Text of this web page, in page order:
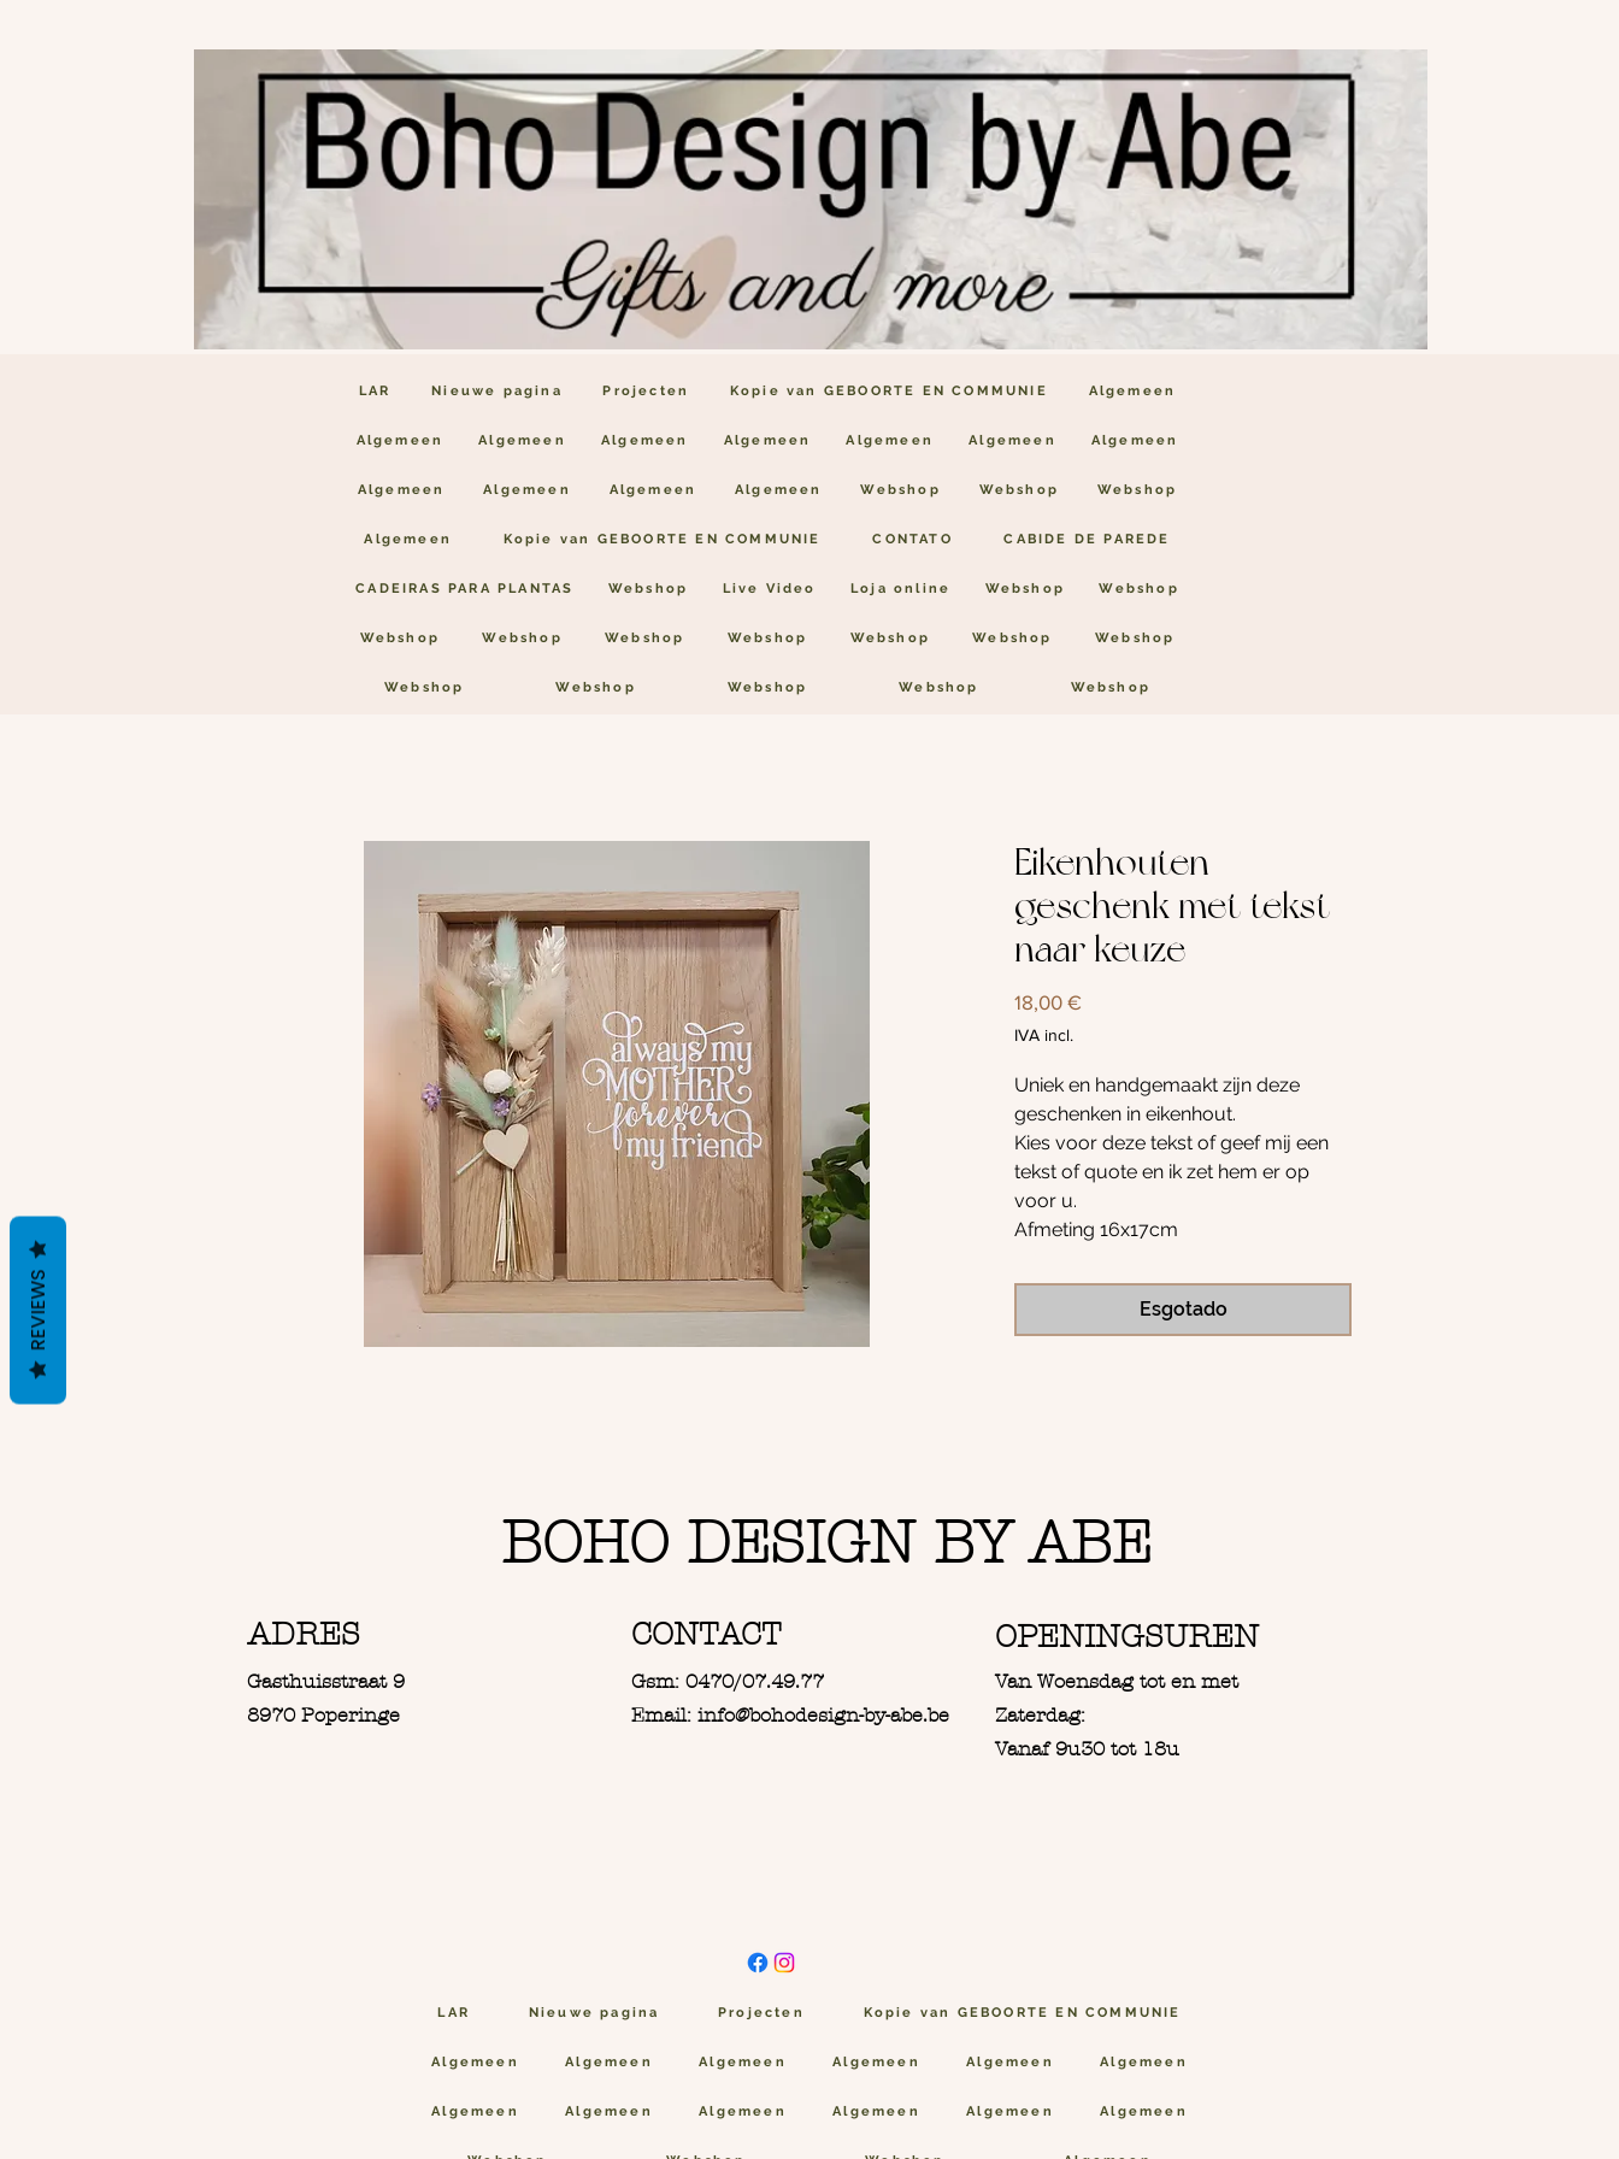
LAR Nieuwe pagina Projecten Kopie van GEBOORTE EN COMMUNIE Algemeen
Algemeen Algemeen Algemeen Algemeen Algemeen Algemeen Algemeen
Algemeen Algemeen Algemeen Algemeen Webshop Webshop Webshop
Algemeen Kopie van GEBOORTE EN COMMUNIE CONTATO CABIDE DE PAREDE
CADEIRAS PARA PLANTAS Webshop Live Video Loja online Webshop Webshop
Webshop Webshop Webshop Webshop Webshop Webshop Webshop
Webshop Webshop Webshop Webshop Webshop
Eikenhouten
geschenk met tekst
naar keuze
18,00 €
IVA incl.
Uniek en handgemaakt zijn deze
geschenken in eikenhout.
Kies voor deze tekst of geef mij een
tekst of quote en ik zet hem er op
voor u.
Afmeting 16x17cm
Esgotado
BOHO DESIGN BY ABE
ADRES
Gasthuisstraat 9
8970 Poperinge
CONTACT
Gsm: 0470/07.49.77
Email: info@bohodesign-by-abe.be
OPENINGSUREN
Van Woensdag tot en met
Zaterdag:
Vanaf 9u30 tot 18u
LAR Nieuwe pagina Projecten Kopie van GEBOORTE EN COMMUNIE
Algemeen Algemeen Algemeen Algemeen Algemeen Algemeen
Algemeen Algemeen Algemeen Algemeen Algemeen Algemeen
REVIEWS